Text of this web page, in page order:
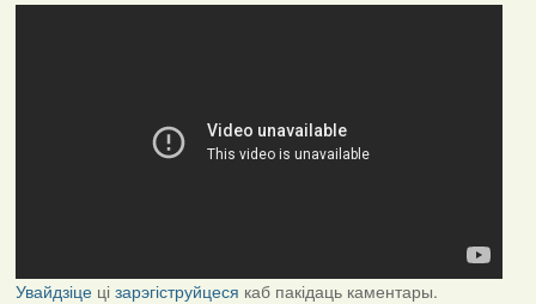
Увайдзіцеці зарэгіструйцеся каб пакідаць каментары.